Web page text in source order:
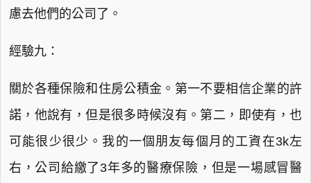
慮去他們的公司了。
經驗九：
關於各種保險和住房公積金。第一不要相信企業的許
諾，他說有，但是很多時候沒有。第二，即使有，也
可能很少很少。我的一個朋友每個月的工資在3k左
右，公司給繳了3年多的醫療保險，但是一場感冒醫